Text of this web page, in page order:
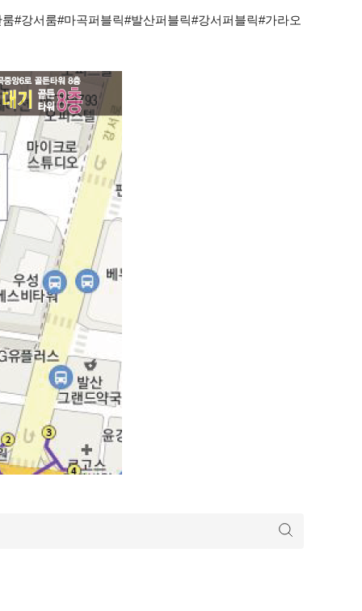
#강서룸#마곡퍼블릭#발산퍼블릭#강서퍼블릭#가라오